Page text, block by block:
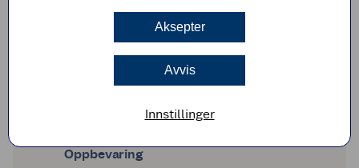
Sett gjerne sausen i kjøleskapet en times tid
så smakene får satt seg. Har du ikke tid til
dette kan sausen fint brukes med en gang.
smuldre et par skiver blåmuggost i sausen
for ekstra smak.
Oppbevaring
Aksepter
Avvis
Innstillinger